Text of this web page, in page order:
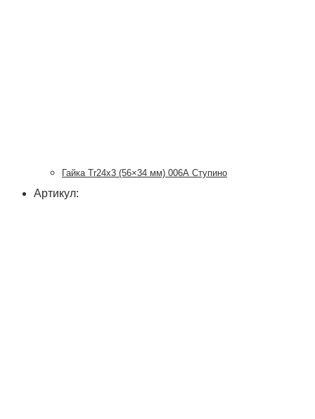
Гайка Tr24x3 (56×34 мм) 006А Ступино
Артикул: